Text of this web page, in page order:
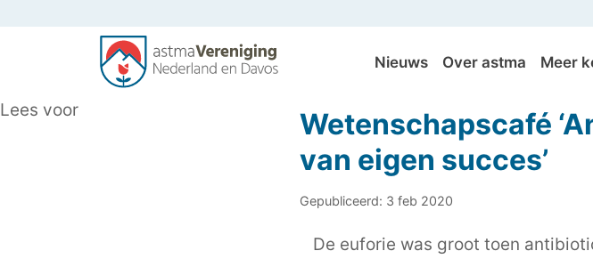
Nieuws Over astma Meer
Lees voor
Wetenschapscafé
van eigen succes’
Gepubliceerd: 3 feb 2020
De euforie was groot toen